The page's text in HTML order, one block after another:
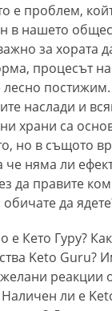
е проблем,
в нашето
за хората
процесът
лесно
наслади и
храни са
но в същото
че няма ли
да правите
да
е Кето Гуру?
Keto Guru?
реакции
ли е